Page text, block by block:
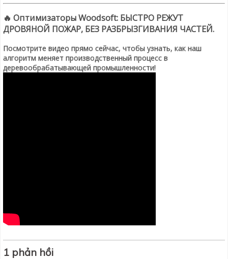
🔥 Оптимизаторы Woodsoft: БЫСТРО РЕЖУТ
ДРОВЯНОЙ ПОЖАР, БЕЗ РАЗБРЫЗГИВАНИЯ ЧАСТЕЙ.
Посмотрите видео прямо сейчас, чтобы узнать, как наш
алгоритм меняет производственный процесс в
деревообрабатывающей промышленности!
1 phản hồi